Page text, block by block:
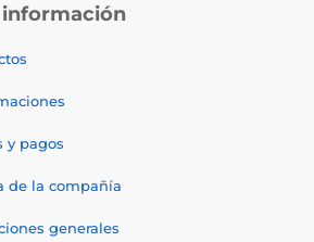
información
y pagos
de la compañía
generales